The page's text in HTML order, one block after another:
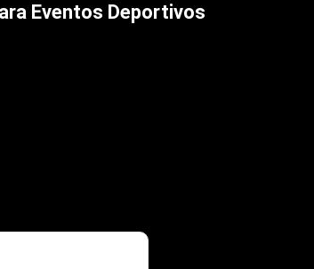
Eventos Deportivos
que acompañan tus desafíos con